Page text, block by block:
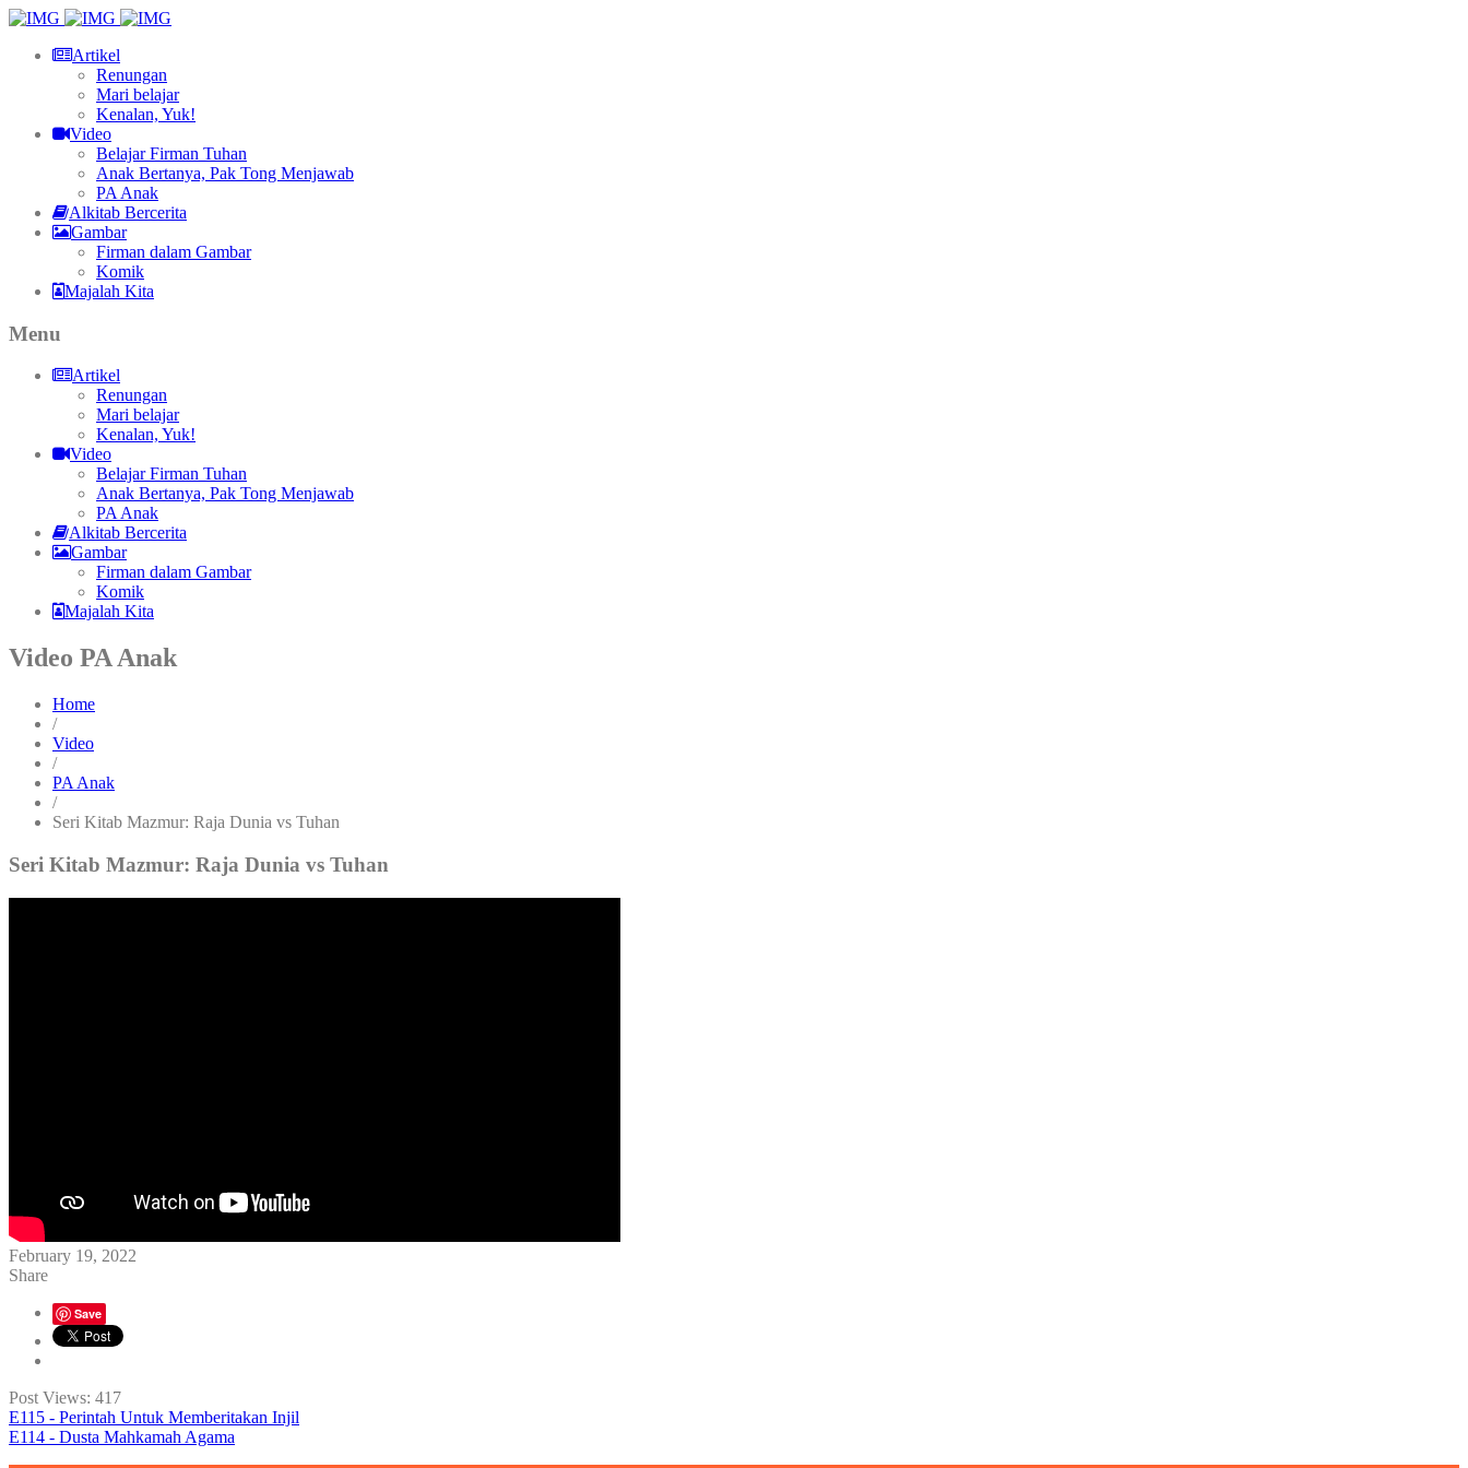
Artikel
Renungan
Mari belajar
Kenalan, Yuk!
Video
Belajar Firman Tuhan
Anak Bertanya, Pak Tong Menjawab
PA Anak
Alkitab Bercerita
Gambar
Firman dalam Gambar
Komik
Majalah Kita
Menu
Artikel
Renungan
Mari belajar
Kenalan, Yuk!
Video
Belajar Firman Tuhan
Anak Bertanya, Pak Tong Menjawab
PA Anak
Alkitab Bercerita
Gambar
Firman dalam Gambar
Komik
Majalah Kita
Video PA Anak
Home
/
Video
/
PA Anak
/
Seri Kitab Mazmur: Raja Dunia vs Tuhan
Seri Kitab Mazmur: Raja Dunia vs Tuhan
February 19, 2022
Share
Save
Post Views: 417
E115 - Perintah Untuk Memberitakan Injil
E114 - Dusta Mahkamah Agama